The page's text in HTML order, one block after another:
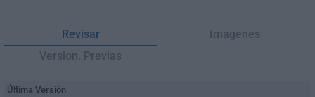
Revisar
Imágenes
Version. Previas
Última Versión